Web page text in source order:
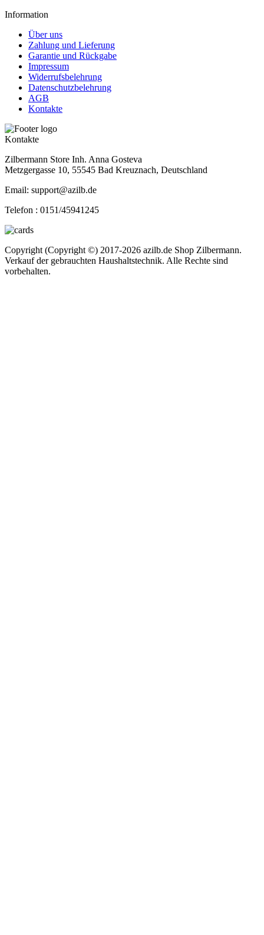
Information
Über uns
Zahlung und Lieferung
Garantie und Rückgabe
Impressum
Widerrufsbelehrung
Datenschutzbelehrung
AGB
Kontakte
Kontakte
Zilbermann Store Inh. Anna Gosteva
Metzgergasse 10, 55545 Bad Kreuznach, Deutschland
Email: support@azilb.de
Telefon : 0151/45941245
Copyright (Copyright ©) 2017-2026 azilb.de Shop Zilbermann.
Verkauf der gebrauchten Haushaltstechnik. Alle Rechte sind
vorbehalten.